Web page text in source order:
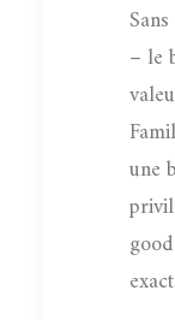
– le
une